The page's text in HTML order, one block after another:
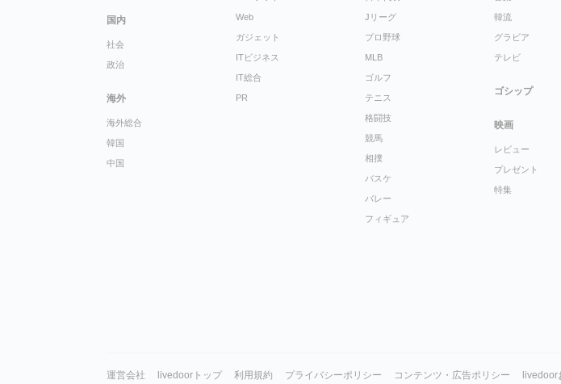
国内
社会
政治
海外
海外総合
韓国
中国
Web
ガジェット
ITビジネス
IT総合
PR
Jリーグ
プロ野球
MLB
ゴルフ
テニス
格闘技
競馬
相撲
バスケ
バレー
フィギュア
韓流
グラビア
テレビ
ゴシップ
映画
レビュー
プレゼント
特集
運営会社 livedoorトップ 利用規約 プライバシーポリシー コンテンツ・広告ポリシー